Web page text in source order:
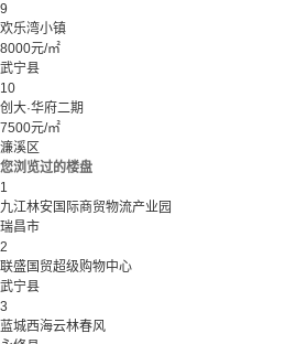
9
欢乐湾小镇
8000元/㎡
武宁县
10
创大·华府二期
7500元/㎡
濂溪区
您浏览过的楼盘
1
九江林安国际商贸物流产业园
瑞昌市
2
联盛国贸超级购物中心
武宁县
3
蓝城西海云林春风